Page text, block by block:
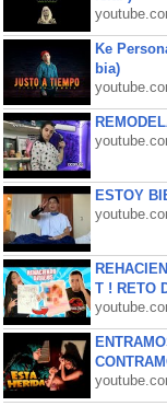
Ke
bia)
ESTOY
T ! RETO